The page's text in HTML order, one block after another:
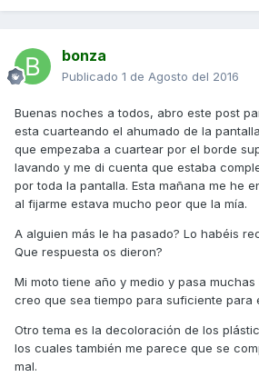
bonza
Publicado 1 de Agosto del 2016
Buenas noches a todos, abro este post
esta cuarteando el ahumado de la
que empezaba a cuartear por el borde
lavando y me di cuenta que estaba
por toda la pantalla. Esta mañana me he
al fijarme estava mucho peor que la mía.
A alguien más le ha pasado? Lo habéis
Que respuesta os dieron?
Mi moto tiene año y medio y pasa
creo que sea tiempo para suficiente para
Otro tema es la decoloración de los
los cuales también me parece que se
mal.